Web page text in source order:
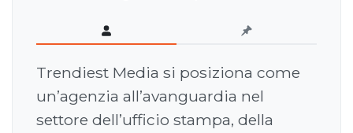
Trendiest Media si posiziona come
un’agenzia all’avanguardia nel
settore dell’ufficio stampa, della